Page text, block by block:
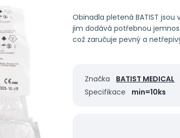
Obinadla pletená BATIST
jim dodává potřebnou
což zaručuje pevný a
Značka BATIST MEDICAL
Specifikace
min=10ks